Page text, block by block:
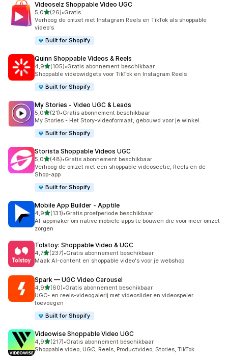
Videoselz Shoppable Video UGC
5,0van 5 sterren
(26)
26 recensies in totaal
•Gratis
Verhoog de omzet met Instagram Reels en TikTok als shoppable
video's
Built for Shopify
Quinn Shoppable Videos & Reels
4,9van 5 sterren
(105)
105 recensies in totaal
•Gratis abonnement beschikbaar
Shoppable videowidgets voor TikTok en Instagram Reels
Built for Shopify
My Stories ‑ Video UGC & Leads
5,0van 5 sterren
(21)
21 recensies in totaal
•Gratis abonnement beschikbaar
My Stories - Het Story-videoformaat, gebouwd voor je winkel.
Built for Shopify
Storista Shoppable Videos UGC
5,0van 5 sterren
(48)
48 recensies in totaal
•Gratis abonnement beschikbaar
Verhoog de omzet met een shoppable videosectie, Reels en de
Shop-app
Built for Shopify
Mobile App Builder ‑ Apptile
4,9van 5 sterren
(131)
131 recensies in totaal
•Gratis proefperiode beschikbaar
AI-appmaker om native mobiele apps te bouwen die voor meer omzet
zorgen
Tolstoy: Shoppable Video & UGC
4,7van 5 sterren
(237)
237 recensies in totaal
•Gratis abonnement beschikbaar
Maak AI-content en shoppable video's voor je webshop.
Spark — UGC Video Carousel
4,9van 5 sterren
(60)
60 recensies in totaal
•Gratis abonnement beschikbaar
UGC- en reels-videogalerij met videoslider en videospeler
toevoegen
Built for Shopify
Videowise Shoppable Video UGC
4,9van 5 sterren
(217)
217 recensies in totaal
•Gratis abonnement beschikbaar
Shoppable video, UGC, Reels, Productvideo, Stories, TikTok